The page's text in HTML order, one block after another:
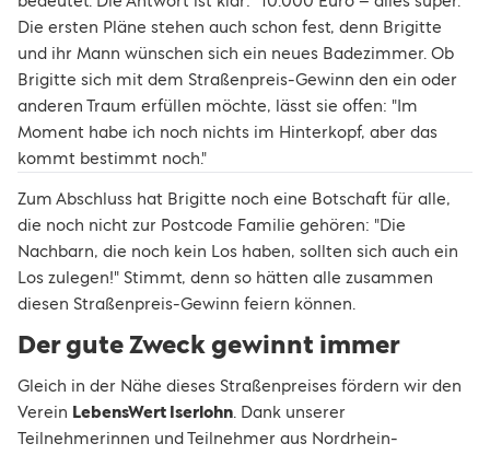
Die ersten Pläne stehen auch schon fest, denn Brigitte
und ihr Mann wünschen sich ein neues Badezimmer. Ob
Brigitte sich mit dem Straßenpreis-Gewinn den ein oder
anderen Traum erfüllen möchte, lässt sie offen: "Im
Moment habe ich noch nichts im Hinterkopf, aber das
kommt bestimmt noch."
Zum Abschluss hat Brigitte noch eine Botschaft für alle,
die noch nicht zur Postcode Familie gehören: "Die
Nachbarn, die noch kein Los haben, sollten sich auch ein
Los zulegen!" Stimmt, denn so hätten alle zusammen
diesen Straßenpreis-Gewinn feiern können.
Der gute Zweck gewinnt immer
Gleich in der Nähe dieses Straßenpreises fördern wir den
Verein LebensWert Iserlohn. Dank unserer
Teilnehmerinnen und Teilnehmer aus Nordrhein-